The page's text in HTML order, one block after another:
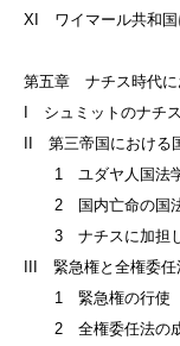
XI ワイマール共和
第五章 ナチス時代に
I シュミットのナチ
II 第三帝国における
1 ユダヤ人国法
2 国内亡命の国
3 ナチスに加担し
III 緊急権と全権委任
1 緊急権の行使
2 全権委任法の